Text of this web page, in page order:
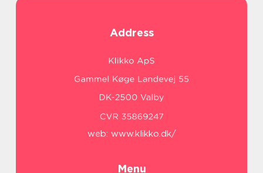
Address
web: www.klikko.dk/
Menu